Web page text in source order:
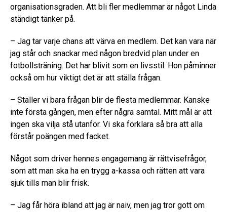
organisationsgraden. Att bli fler medlemmar är något Linda
ständigt tänker på.
– Jag tar varje chans att värva en medlem. Det kan vara när
jag står och snackar med någon bredvid plan under en
fotbollsträning. Det har blivit som en livsstil. Hon påminner
också om hur viktigt det är att ställa frågan.
– Ställer vi bara frågan blir de flesta medlemmar. Kanske
inte första gången, men efter några samtal. Mitt mål är att
ingen ska vilja stå utanför. Vi ska förklara så bra att alla
förstår poängen med facket.
Något som driver hennes engagemang är rättvisefrågor,
som att man ska ha en trygg a-kassa och rätten att vara
sjuk tills man blir frisk.
– Jag får höra ibland att jag är naiv, men jag tror gott om